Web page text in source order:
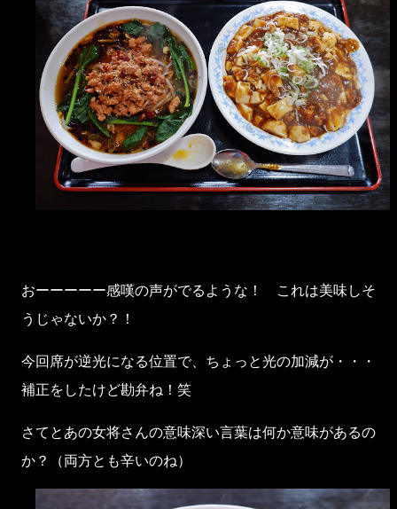
おーーーーー感嘆の声がでるような！ これは美味しそ
うじゃないか？！
今回席が逆光になる位置で、ちょっと光の加減が・・・
補正をしたけど勘弁ね！笑
さてとあの女将さんの意味深い言葉は何か意味があるの
か？（両方とも辛いのね）